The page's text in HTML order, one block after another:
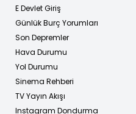
E Devlet Giriş
Günlük Burç Yorumları
Son Depremler
Hava Durumu
Yol Durumu
Sinema Rehberi
TV Yayın Akışı
Instagram Dondurma